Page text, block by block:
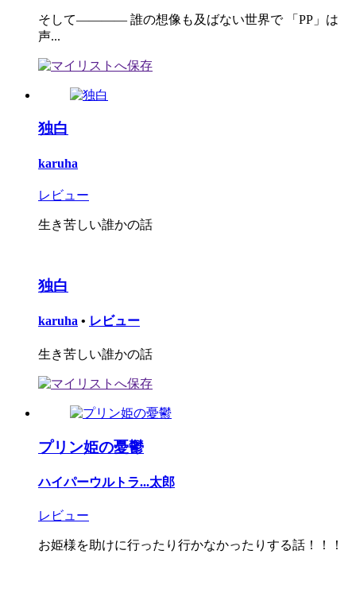
そして―――― 誰の想像も及ばない世界で 「PP」は
声...
独白
karuha
レビュー
生き苦しい誰かの話
独白
karuha • レビュー
生き苦しい誰かの話
プリン姫の憂鬱
ハイパーウルトラ...太郎
レビュー
お姫様を助けに行ったり行かなかったりする話！！！